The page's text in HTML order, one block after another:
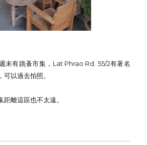
末有跳蚤市集，Lat Phrao Rd. 55/2有著名
以過去拍照。
離這區也不太遠。